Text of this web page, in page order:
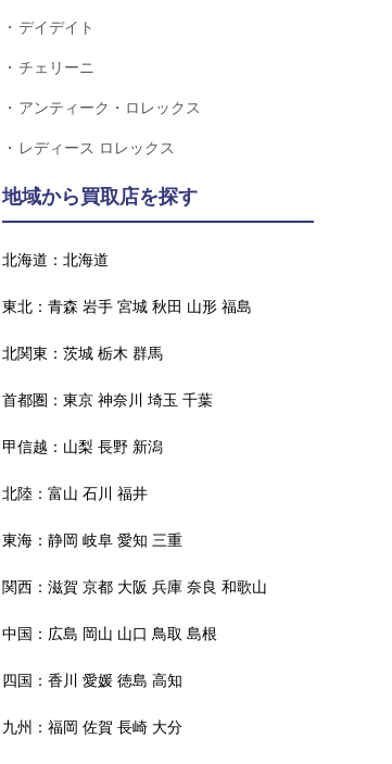
デイデイト
チェリーニ
アンティーク・ロレックス
レディース ロレックス
地域から買取店を探す
北海道： 北海道
東北： 青森 岩手 宮城 秋田 山形 福島
北関東： 茨城 栃木 群馬
首都圏： 東京 神奈川 埼玉 千葉
甲信越： 山梨 長野 新潟
北陸： 富山 石川 福井
東海： 静岡 岐阜 愛知 三重
関西： 滋賀 京都 大阪 兵庫 奈良 和歌山
中国： 広島 岡山 山口 鳥取 島根
四国： 香川 愛媛 徳島 高知
九州： 福岡 佐賀 長崎 大分